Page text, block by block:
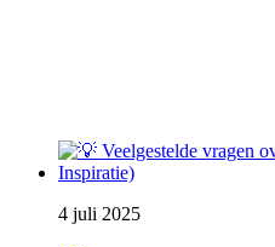
4 juli 2025